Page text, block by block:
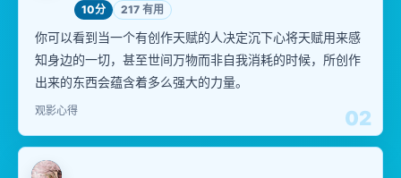
02
10分
217 有用
你可以看到当一个有创作天赋的人决定沉下心将天赋用来感
知身边的一切，甚至世间万物而非自我消耗的时候，所创作
出来的东西会蕴含着多么强大的力量。
观影心得